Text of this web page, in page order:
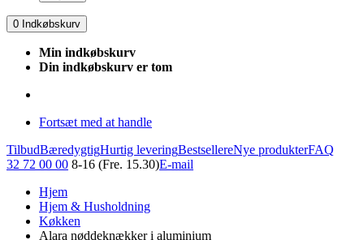
0 Indkøbskurv
Min indkøbskurv
Din indkøbskurv er tom
Fortsæt med at handle
TilbudBæredygtigHurtig leveringBestsellereNye produkterFAQ
32 72 00 00 8-16 (Fre. 15.30)E-mail
Hjem
Hjem & Husholdning
Køkken
Alara nøddeknækker i aluminium